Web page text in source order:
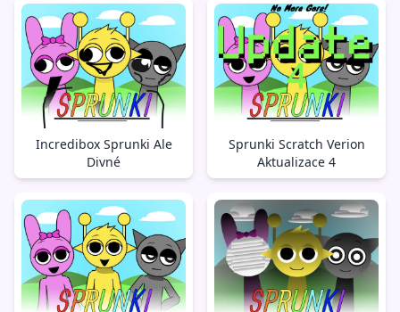
Incredibox Sprunki Ale
Divné
Sprunki Scratch Verion
Aktualizace 4